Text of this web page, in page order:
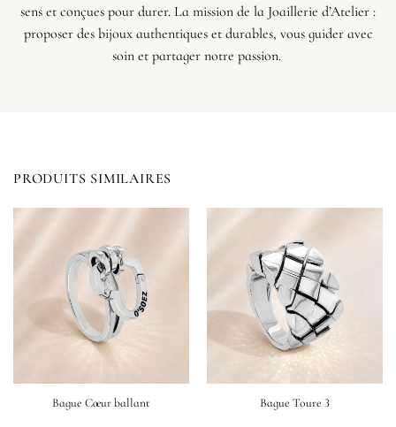
sens et conçues pour durer. La mission de la Joaillerie d’Atelier :
proposer des bijoux authentiques et durables, vous guider avec
soin et partager notre passion.
PRODUITS SIMILAIRES
Bague Cœur ballant Bague Toure 3